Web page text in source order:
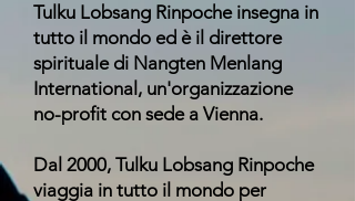
Tulku Lobsang Rinpoche insegna in
tutto il mondo ed è il direttore
spirituale di Nangten Menlang
International, un'organizzazione
no-profit con sede a Vienna.
Dal 2000, Tulku Lobsang Rinpoche
viaggia in tutto il mondo per